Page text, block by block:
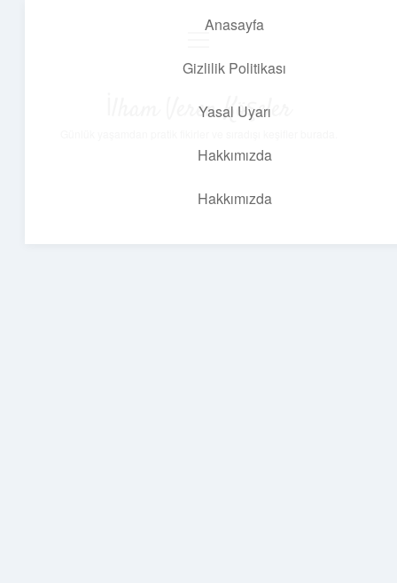
Anasayfa
Gizlilik Politikası
Yasal Uyarı
Hakkımızda
Hakkımızda
İlham Veren Köşeler